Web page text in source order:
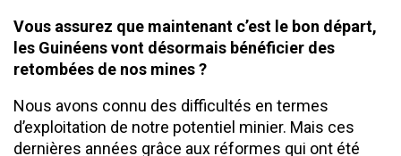
Vous assurez que maintenant c’est le bon départ,
les Guinéens vont désormais bénéficier des
retombées de nos mines ?
Nous avons connu des difficultés en termes
d’exploitation de notre potentiel minier. Mais ces
dernières années grâce aux réformes qui ont été